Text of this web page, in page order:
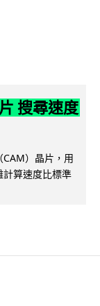
搜尋速度
）晶片，用
算速度比標準